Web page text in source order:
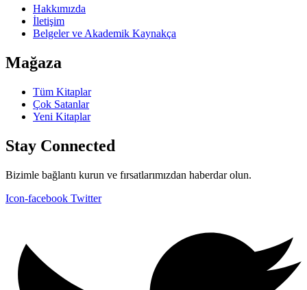
Hakkımızda
İletişim
Belgeler ve Akademik Kaynakça
Mağaza
Tüm Kitaplar
Çok Satanlar
Yeni Kitaplar
Stay Connected
Bizimle bağlantı kurun ve fırsatlarımızdan haberdar olun.
Icon-facebook Twitter